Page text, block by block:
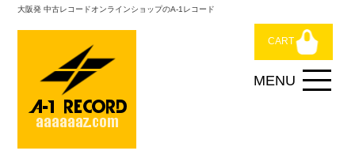
大阪発 中古レコードオンラインショップのA-1レコード
CART